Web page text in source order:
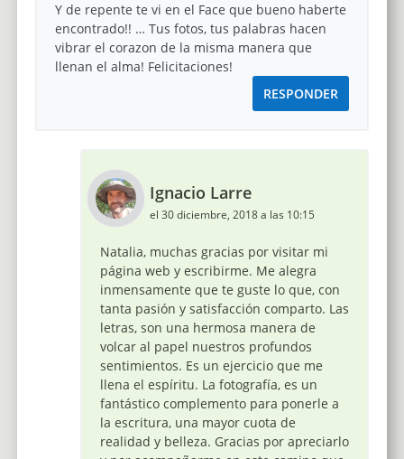
Y de repente te vi en el Face que bueno haberte
encontrado!! … Tus fotos, tus palabras hacen
vibrar el corazon de la misma manera que
llenan el alma! Felicitaciones!
RESPONDER
Ignacio Larre
el 30 diciembre, 2018 a las 10:15
Natalia, muchas gracias por visitar mi
página web y escribirme. Me alegra
inmensamente que te guste lo que, con
tanta pasión y satisfacción comparto. Las
letras, son una hermosa manera de
volcar al papel nuestros profundos
sentimientos. Es un ejercicio que me
llena el espíritu. La fotografía, es un
fantástico complemento para ponerle a
la escritura, una mayor cuota de
realidad y belleza. Gracias por apreciarlo